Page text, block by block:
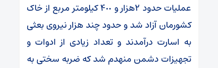
عملیات حدود ۲هزار و ۴٠٠ کیلومتر مربع از خاک
کشورمان آزاد شد و حدود چند هزار نیروی بعثی
به اسارت درآمدند و تعداد زیادی از ادوات و
تجهیزات دشمن منهدم شد که ضربه سختی به